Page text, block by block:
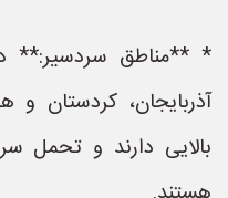
* **مناطق سردسیر:**
آذربایجان، کردستان و
بالایی دارند و تحمل